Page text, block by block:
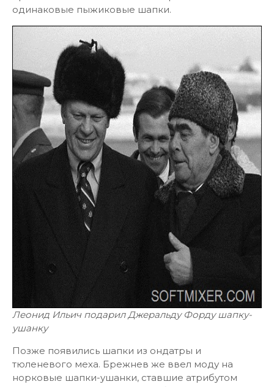
одинаковые пыжиковые шапки.
Леонид Ильич подарил Джеральду Форду шапку-
ушанку
Позже появились шапки из ондатры и
тюленевого меха. Брежнев же ввел моду на
норковые шапки-ушанки, ставшие атрибутом